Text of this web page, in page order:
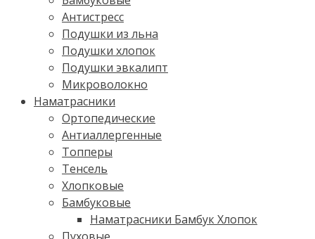
Антистресс
Подушки из льна
Подушки хлопок
Подушки эвкалипт
Микроволокно
Наматрасники
Ортопедические
Антиаллергенные
Топперы
Тенсель
Хлопковые
Бамбуковые
Наматрасники Бамбук Хлопок